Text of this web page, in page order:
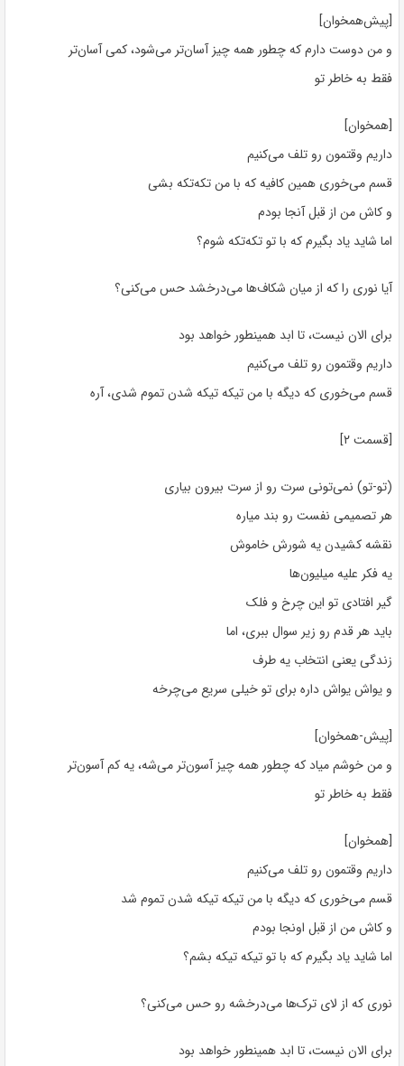
[پیش‌همخوان]
و من دوست دارم که چطور همه چیز آسان‌تر می‌شود، کمی آسان‌تر
فقط به خاطر تو
[همخوان]
داریم وقتمون رو تلف می‌کنیم
قسم می‌خوری همین کافیه که با من تکه‌تکه بشی
و کاش من از قبل آنجا بودم
اما شاید یاد بگیرم که با تو تکه‌تکه شوم؟
آیا نوری را که از میان شکاف‌ها می‌درخشد حس می‌کنی؟
برای الان نیست، تا ابد همینطور خواهد بود
داریم وقتمون رو تلف می‌کنیم
قسم می‌خوری که دیگه با من تیکه تیکه شدن تموم شدی، آره
[قسمت ۲]
(تو-تو) نمی‌تونی سرت رو از سرت بیرون بیاری
هر تصمیمی نفست رو بند میاره
نقشه کشیدن یه شورش خاموش
یه فکر علیه میلیون‌ها
گیر افتادی تو این چرخ و فلک
باید هر قدم رو زیر سوال ببری، اما
زندگی یعنی انتخاب یه طرف
و یواش یواش داره برای تو خیلی سریع می‌چرخه
[پیش-همخوان]
و من خوشم میاد که چطور همه چیز آسون‌تر می‌شه، یه کم آسون‌تر
فقط به خاطر تو
[همخوان]
داریم وقتمون رو تلف می‌کنیم
قسم می‌خوری که دیگه با من تیکه تیکه شدن تموم شد
و کاش من از قبل اونجا بودم
اما شاید یاد بگیرم که با تو تیکه تیکه بشم؟
نوری که از لای ترک‌ها می‌درخشه رو حس می‌کنی؟
برای الان نیست، تا ابد همینطور خواهد بود